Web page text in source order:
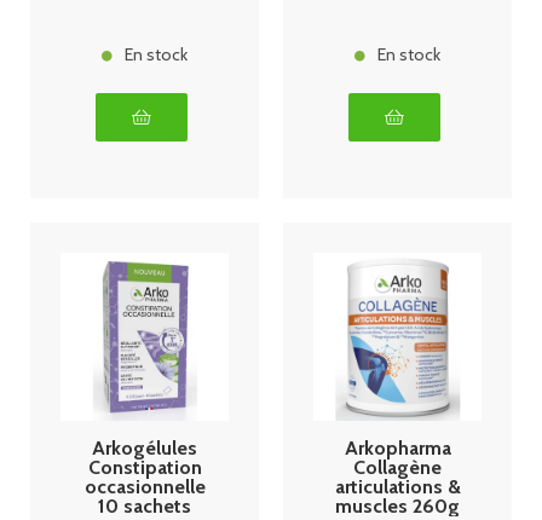
En stock En stock
Arkogélules
Constipation
occasionnelle
10 sachets
Arkopharma
Collagène
articulations &
muscles 260g